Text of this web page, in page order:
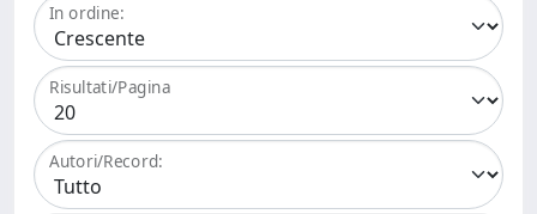
In ordine:
Risultati/Pagina
Autori/Record: